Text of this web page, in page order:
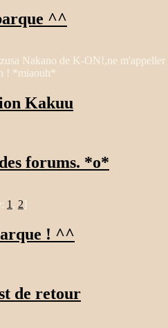
^^
Nakano de K-ON!,ne m'appeller
! *miaouh*
Kakuu
forums. *o*
1 , 2]
! ^^
de retour